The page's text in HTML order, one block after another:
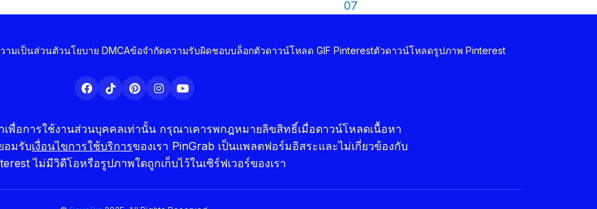
07
ามเป็นส่วนตัวนโยบาย DMCAข้อจำกัดความรับผิดชอบบล็อกตัวดาวน์โหลด GIF Pinterestตัวดาวน์โหลดรูปภาพ Pinterest
เพื่อการใช้งานส่วนบุคคลเท่านั้น กรุณาเคารพกฎหมายลิขสิทธิ์เมื่อดาวน์โหลดเนื้อหา
อมรับเงื่อนไขการใช้บริการของเรา PinGrab เป็นแพลตฟอร์มอิสระและไม่เกี่ยวข้องกับ
ไม่มีวิดีโอหรือรูปภาพใดถูกเก็บไว้ในเซิร์ฟเวอร์ของเรา